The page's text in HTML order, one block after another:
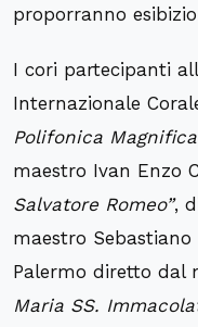
proporranno
I cori partecipanti
Internazionale
Polifonica
maestro Ivan Enzo
Salvatore Romeo”,
maestro Sebastiano
Palermo diretto dal
Maria SS.